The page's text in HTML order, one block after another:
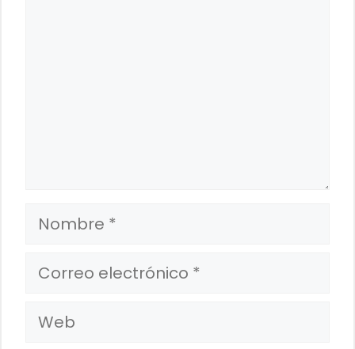
Nombre
Correo
electrónico
Web